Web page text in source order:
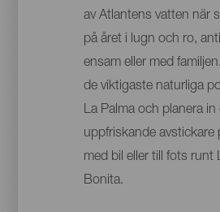
av Atlantens vatten när
på året i lugn och ro,
ensam eller med
de viktigaste naturliga
La Palma och planera in
uppfriskande avstickare
med bil eller till fots runt
Bonita.